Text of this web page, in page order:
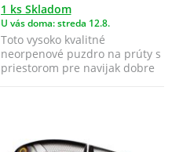
1 ks Skladom
U vás doma: streda 12.8.
Toto vysoko kvalitné
neorpenové puzdro na prúty s
priestorom pre navijak dobre